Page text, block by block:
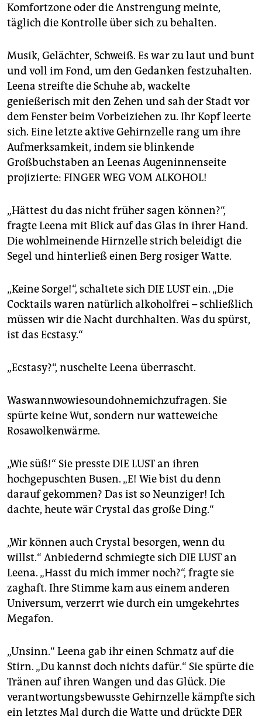
Komfortzone oder die Anstrengung meinte,
täglich die Kontrolle über sich zu behalten.
Musik, Gelächter, Schweiß. Es war zu laut und bunt
und voll im Fond, um den Gedanken festzuhalten.
Leena streifte die Schuhe ab, wackelte
genießerisch mit den Zehen und sah der Stadt vor
dem Fenster beim Vorbeiziehen zu. Ihr Kopf leerte
sich. Eine letzte aktive Gehirnzelle rang um ihre
Aufmerksamkeit, indem sie blinkende
Großbuchstaben an Leenas Augeninnenseite
projizierte: FINGER WEG VOM ALKOHOL!
„Hättest du das nicht früher sagen können?“,
fragte Leena mit Blick auf das Glas in ihrer Hand.
Die wohlmeinende Hirnzelle strich beleidigt die
Segel und hinterließ einen Berg rosiger Watte.
„Keine Sorge!“, schaltete sich DIE LUST ein. „Die
Cocktails waren natürlich alkoholfrei – schließlich
müssen wir die Nacht durchhalten. Was du spürst,
ist das Ecstasy.“
„Ecstasy?“, nuschelte Leena überrascht.
Waswannwowiesoundohnemichzufragen. Sie
spürte keine Wut, sondern nur watteweiche
Rosawolkenwärme.
„Wie süß!“ Sie presste DIE LUST an ihren
hochgepuschten Busen. „E! Wie bist du denn
darauf gekommen? Das ist so Neunziger! Ich
dachte, heute wär Crystal das große Ding.“
„Wir können auch Crystal besorgen, wenn du
willst.“ Anbiedernd schmiegte sich DIE LUST an
Leena. „Hasst du mich immer noch?“, fragte sie
zaghaft. Ihre Stimme kam aus einem anderen
Universum, verzerrt wie durch ein umgekehrtes
Megafon.
„Unsinn.“ Leena gab ihr einen Schmatz auf die
Stirn. „Du kannst doch nichts dafür.“ Sie spürte die
Tränen auf ihren Wangen und das Glück. Die
verantwortungsbewusste Gehirnzelle kämpfte sich
ein letztes Mal durch die Watte und drückte DER